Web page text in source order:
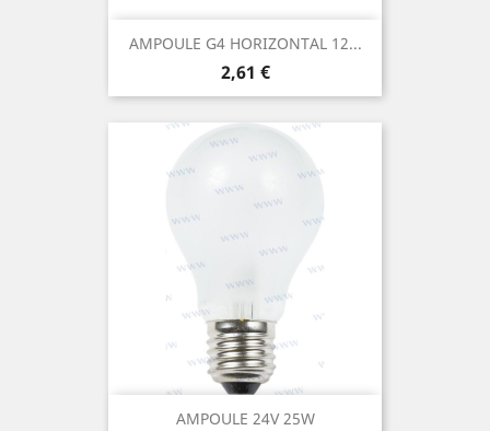
AMPOULE G4 HORIZONTAL 12...
Prix
2,61 €
AMPOULE 24V 25W